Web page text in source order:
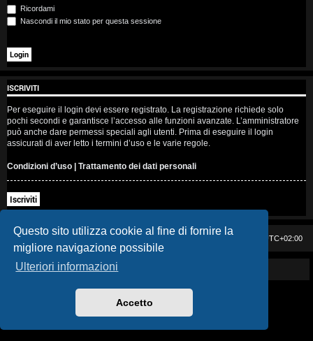
Questo sito utilizza cookie al fine di fornire la
migliore navigazione possibile
Ulteriori informazioni
Accetto
t
s
e
n
z
a
r
i
s
p
o
t
Ricordami
Nascondi il mio stato per questa sessione
ISCRIVITI
Per eseguire il login devi essere registrato. La registrazione richiede solo
pochi secondi e garantisce l’accesso alle funzioni avanzate. L’amministratore
può anche dare permessi speciali agli utenti. Prima di eseguire il login
assicurati di aver letto i termini d’uso e le varie regole.
Condizioni d’uso | Trattamento dei dati personali
Iscriviti
Casa DAG UTC+02:00
Powered by GIGI D'AGOSTINO